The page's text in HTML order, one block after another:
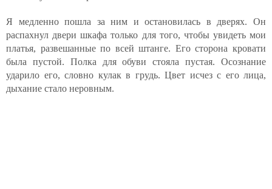
Я медленно пошла за ним и остановилась в дверях. Он
распахнул двери шкафа только для того, чтобы увидеть мои
платья, развешанные по всей штанге. Его сторона кровати
была пустой. Полка для обуви стояла пустая. Осознание
ударило его, словно кулак в грудь. Цвет исчез с его лица,
дыхание стало неровным.